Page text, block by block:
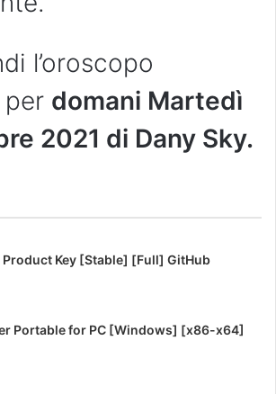
l’oroscopo
domani Martedì
2021 di Dany Sky.
Key [Stable] [Full] GitHub
Portable for PC [Windows] [x86-x64]